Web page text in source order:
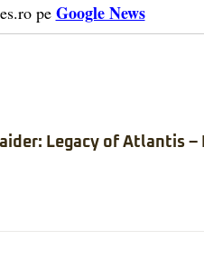
pe Google News
Legacy of Atlantis –